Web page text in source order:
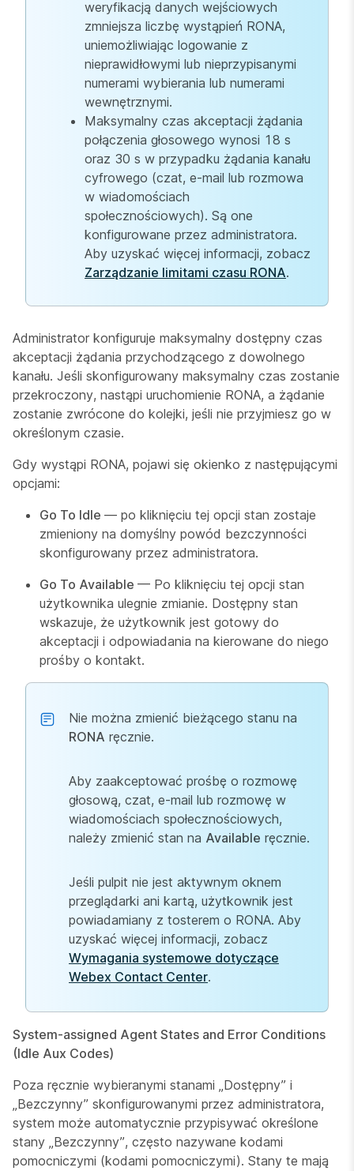
weryfikacją danych wejściowych
zmniejsza liczbę wystąpień RONA,
uniemożliwiając logowanie z
nieprawidłowymi lub nieprzypisanymi
numerami wybierania lub numerami
wewnętrznymi.
Maksymalny czas akceptacji żądania
połączenia głosowego wynosi 18 s
oraz 30 s w przypadku żądania kanału
cyfrowego (czat, e-mail lub rozmowa
w wiadomościach
społecznościowych). Są one
konfigurowane przez administratora.
Aby uzyskać więcej informacji, zobacz
Zarządzanie limitami czasu RONA.
Administrator konfiguruje maksymalny dostępny czas
akceptacji żądania przychodzącego z dowolnego
kanału. Jeśli skonfigurowany maksymalny czas zostanie
przekroczony, nastąpi uruchomienie RONA, a żądanie
zostanie zwrócone do kolejki, jeśli nie przyjmiesz go w
określonym czasie.
Gdy wystąpi RONA, pojawi się okienko z następującymi
opcjami:
Go To Idle — po kliknięciu tej opcji stan zostaje
zmieniony na domyślny powód bezczynności
skonfigurowany przez administratora.
Go To Available — Po kliknięciu tej opcji stan
użytkownika ulegnie zmianie. Dostępny stan
wskazuje, że użytkownik jest gotowy do
akceptacji i odpowiadania na kierowane do niego
prośby o kontakt.
Nie można zmienić bieżącego stanu na
RONA ręcznie.
Aby zaakceptować prośbę o rozmowę
głosową, czat, e-mail lub rozmowę w
wiadomościach społecznościowych,
należy zmienić stan na Available ręcznie.
Jeśli pulpit nie jest aktywnym oknem
przeglądarki ani kartą, użytkownik jest
powiadamiany z tosterem o RONA. Aby
uzyskać więcej informacji, zobacz
Wymagania systemowe dotyczące
Webex Contact Center.
System-assigned Agent States and Error Conditions
(Idle Aux Codes)
Poza ręcznie wybieranymi stanami „Dostępny” i
„Bezczynny” skonfigurowanymi przez administratora,
system może automatycznie przypisywać określone
stany „Bezczynny”, często nazywane kodami
pomocniczymi (kodami pomocniczymi). Stany te mają